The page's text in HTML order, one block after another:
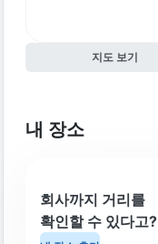
지도 보기
내 장소
회사까지 거리를
확인할 수 있다고?